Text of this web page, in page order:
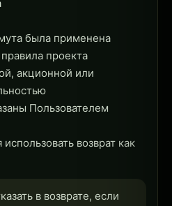
была применена
проекта
акционной или
Пользователем
возврат как
в возврате, если